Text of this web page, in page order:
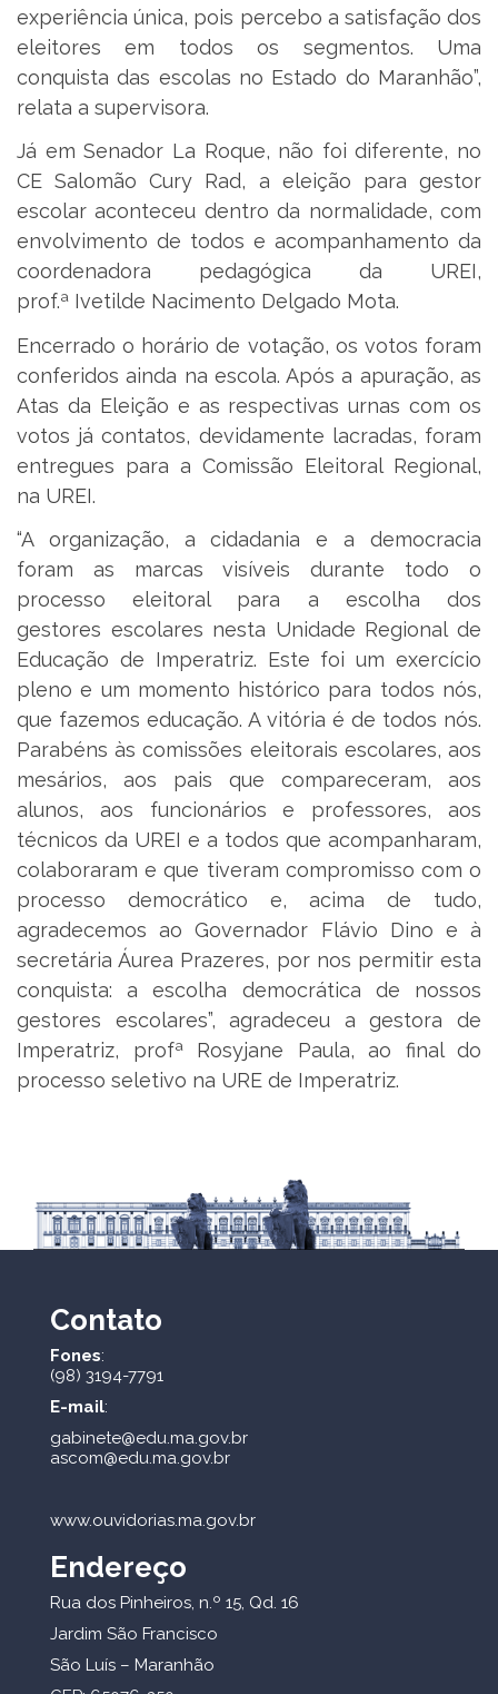
experiência única, pois percebo a satisfação dos
eleitores em todos os segmentos. Uma
conquista das escolas no Estado do Maranhão”,
relata a supervisora.
Já em Senador La Roque, não foi diferente, no
CE Salomão Cury Rad, a eleição para gestor
escolar aconteceu dentro da normalidade, com
envolvimento de todos e acompanhamento da
coordenadora pedagógica da UREI,
prof.ª Ivetilde Nacimento Delgado Mota.
Encerrado o horário de votação, os votos foram
conferidos ainda na escola. Após a apuração, as
Atas da Eleição e as respectivas urnas com os
votos já contatos, devidamente lacradas, foram
entregues para a Comissão Eleitoral Regional,
na UREI.
“A organização, a cidadania e a democracia
foram as marcas visíveis durante todo o
processo eleitoral para a escolha dos
gestores escolares nesta Unidade Regional de
Educação de Imperatriz. Este foi um exercício
pleno e um momento histórico para todos nós,
que fazemos educação. A vitória é de todos nós.
Parabéns às comissões eleitorais escolares, aos
mesários, aos pais que compareceram, aos
alunos, aos funcionários e professores, aos
técnicos da UREI e a todos que acompanharam,
colaboraram e que tiveram compromisso com o
processo democrático e, acima de tudo,
agradecemos ao Governador Flávio Dino e à
secretária Áurea Prazeres, por nos permitir esta
conquista: a escolha democrática de nossos
gestores escolares”, agradeceu a gestora de
Imperatriz, profª Rosyjane Paula, ao final do
processo seletivo na URE de Imperatriz.
Contato
Fones:
(98) 3194-7791
E-mail:
gabinete@edu.ma.gov.br
ascom@edu.ma.gov.br
www.ouvidorias.ma.gov.br
Endereço
Rua dos Pinheiros, n.º 15, Qd. 16
Jardim São Francisco
São Luís – Maranhão